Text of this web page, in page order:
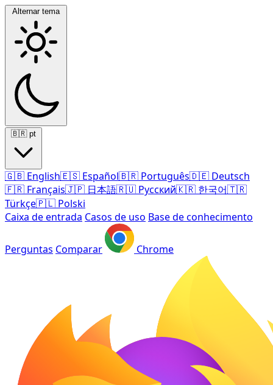
Alternar tema
🇧🇷 pt
🇬🇧 English🇪🇸 Español🇧🇷 Português🇩🇪 Deutsch
🇫🇷 Français🇯🇵 日本語🇷🇺 Русский🇰🇷 한국어🇹🇷
Türkçe🇵🇱 Polski
Caixa de entrada Casos de uso Base de conhecimento
Perguntas Comparar Chrome